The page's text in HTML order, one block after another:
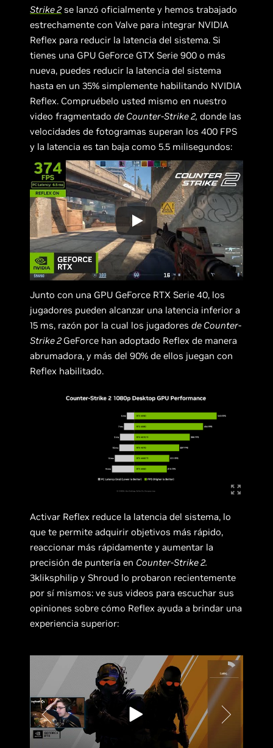
Strike 2 se lanzó oficialmente y hemos trabajado
estrechamente con Valve para integrar NVIDIA
Reflex para reducir la latencia del sistema. Si
tienes una GPU GeForce GTX Serie 900 o más
nueva, puedes reducir la latencia del sistema
hasta en un 35% simplemente habilitando NVIDIA
Reflex. Compruébelo usted mismo en nuestro
video fragmentadode Counter-Strike 2, donde las
velocidades de fotogramas superan los 400 FPS
y la latencia es tan baja como 5.5 milisegundos:
Junto con una GPU GeForce RTX Serie 40, los
jugadores pueden alcanzar una latencia inferior a
15 ms, razón por la cual los jugadoresde Counter-
Strike 2 GeForce han adoptado Reflex de manera
abrumadora, y más del 90% de ellos juegan con
Reflex habilitado.
Activar Reflex reduce la latencia del sistema, lo
que te permite adquirir objetivos más rápido,
reaccionar más rápidamente y aumentar la
precisión de puntería en Counter-Strike 2.
3kliksphilip y Shroud lo probaron recientemente
por sí mismos: ve sus videos para escuchar sus
opiniones sobre cómo Reflex ayuda a brindar una
experiencia superior: